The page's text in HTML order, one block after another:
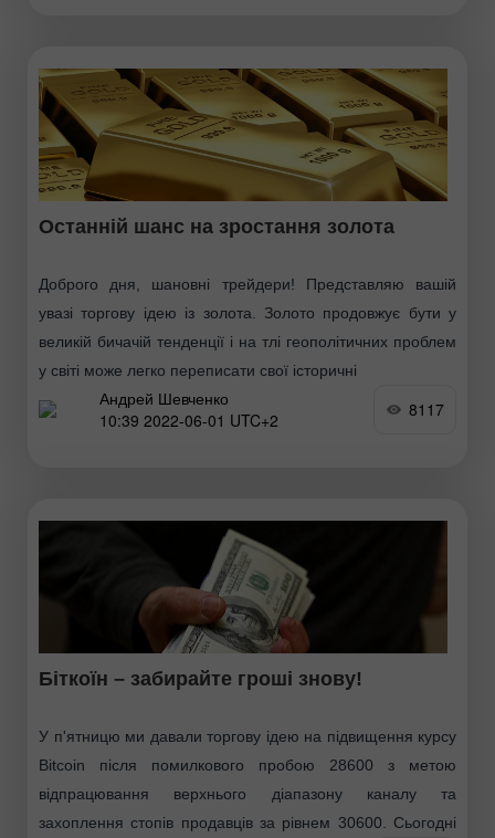
Останній шанс на зростання золота
Доброго дня, шановні трейдери! Представляю вашій
увазі торгову ідею із золота. Золото продовжує бути у
великій бичачій тенденції і на тлі геополітичних проблем
у світі може легко переписати свої історичні
Андрей Шевченко
10:39 2022-06-01 UTC+2
8117
Біткоїн – забирайте гроші знову!
У п'ятницю ми давали торгову ідею на підвищення курсу
Bitcoin після помилкового пробою 28600 з метою
відпрацювання верхнього діапазону каналу та
захоплення стопів продавців за рівнем 30600. Сьогодні